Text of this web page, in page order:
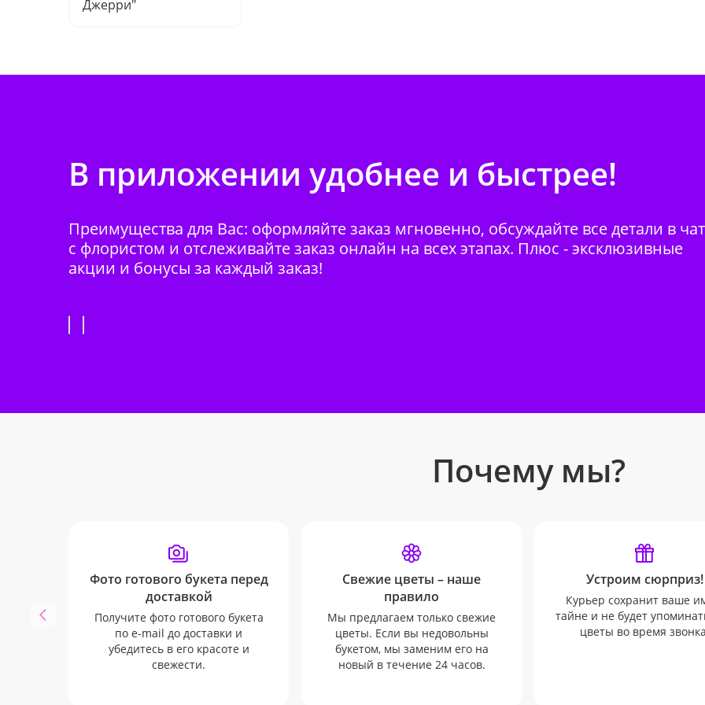
Джерри"
В приложении удобнее и быстрее!
Преимущества для Вас: оформляйте заказ мгновенно, обсуждайте все детали в
с флористом и отслеживайте заказ онлайн на всех этапах. Плюс - эксклюзивные
акции и бонусы за каждый заказ!
Почему мы?
Фото готового букета перед
доставкой
Получите фото готового букета
по e-mail до доставки и
убедитесь в его красоте и
свежести.
Свежие цветы – наше
правило
Мы предлагаем только свежие
цветы. Если вы недовольны
букетом, мы заменим его на
новый в течение 24 часов.
Устроим сюрприз!
Курьер сохранит ваше
тайне и не будет
цветы во время